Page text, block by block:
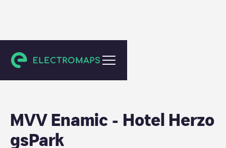
Herzogenaurach
MVV Enamic - Hotel Herzo
gsPark